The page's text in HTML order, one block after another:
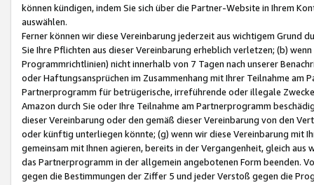
können kündigen, indem Sie sich über die Partner-Website in Ihrem
auswählen.
Ferner können wir diese Vereinbarung jederzeit aus wichtigem Grund
Sie Ihre Pflichten aus dieser Vereinbarung erheblich verletzen; (b)
Programmrichtlinien) nicht innerhalb von 7 Tagen nach unserer
oder Haftungsansprüchen im Zusammenhang mit Ihrer Teilnahme am
Partnerprogramm für betrügerische, irreführende oder illegale
Amazon durch Sie oder Ihre Teilnahme am Partnerprogramm
dieser Vereinbarung oder den gemäß dieser Vereinbarung von den
oder künftig unterliegen könnte; (g) wenn wir diese Vereinbarung mit
gemeinsam mit Ihnen agieren, bereits in der Vergangenheit, gleich
das Partnerprogramm in der allgemein angebotenen Form beenden.
gegen die Bestimmungen der Ziffer 5 und jeder Verstoß gegen die